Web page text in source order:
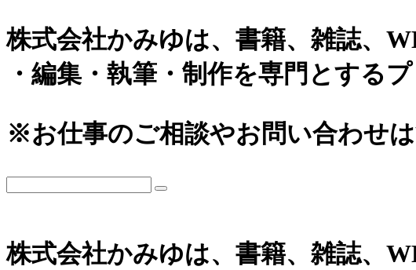
株式会社かみゆは、書籍、雑誌、
・編集・執筆・制作を専門とする
※お仕事のご相談やお問い合わせ
株式会社かみゆは、書籍、雑誌、